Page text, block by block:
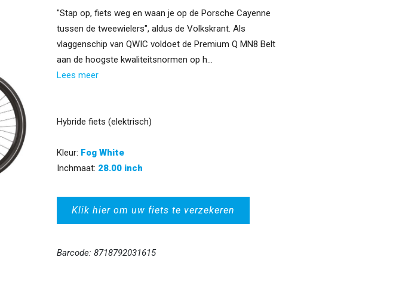
"Stap op, fiets weg en waan je op de Porsche Cayenne
tussen de tweewielers", aldus de Volkskrant. Als
vlaggenschip van QWIC voldoet de Premium Q MN8 Belt
aan de hoogste kwaliteitsnormen op h...
Lees meer
Hybride fiets (elektrisch)
Kleur: Fog White
Inchmaat: 28.00 inch
Klik hier om uw fiets te verzekeren
Barcode: 8718792031615